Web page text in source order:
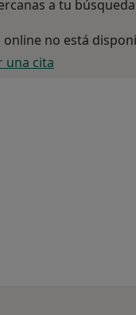
a tu búsqueda
online no está
una cita